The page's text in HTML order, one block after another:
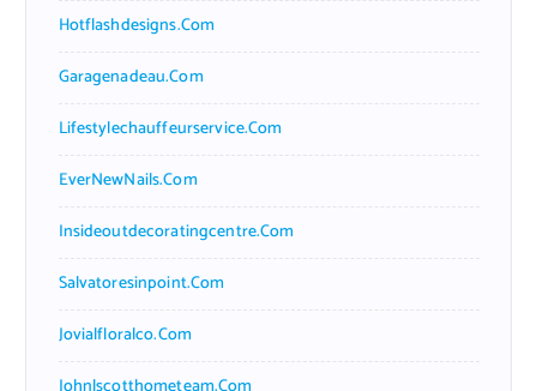
Hotflashdesigns.com
Garagenadeau.com
Lifestylechauffeurservice.com
EverNewNails.com
Insideoutdecoratingcentre.com
Salvatoresinpoint.com
Jovialfloralco.com